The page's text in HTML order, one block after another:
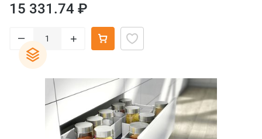
15 331.74 ₽
– +